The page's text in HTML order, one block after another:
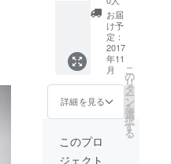
ワビの
殻と浄
化用
チップ
(アクア
マリン)
は付い
せん。
ご了承
い。
(透明)
アベン
チュリ
ン(光の
加減で
きらめ
きがあ
る深緑)
(水色と
いはし
て欲し
くない
という
ことが
あれば
事前に
連絡願
ターン
品にも
ん向き
のリ
ターン
です。
もし利
用され
る場合
はロゴ
マーク
や屋号
等の
データ
お届
け予
定：
2017
年11
月
詳細を見る
こ
の
リ
タ
ー
ン
を
選
択
す
る
このプロ
ジェクト